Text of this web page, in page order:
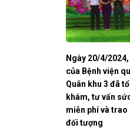
Ngày 20/4/
của Bệnh viện
Quân khu 3 đã
khám, tư vấn
miễn phí và
đối tượng